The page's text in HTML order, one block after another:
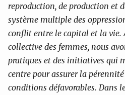
reproduction, de production et
système multiple des
conflit entre le capital et la vie.
collective des femmes, nous
pratiques et des initiatives qui
centre pour assurer la
conditions défavorables. Dans